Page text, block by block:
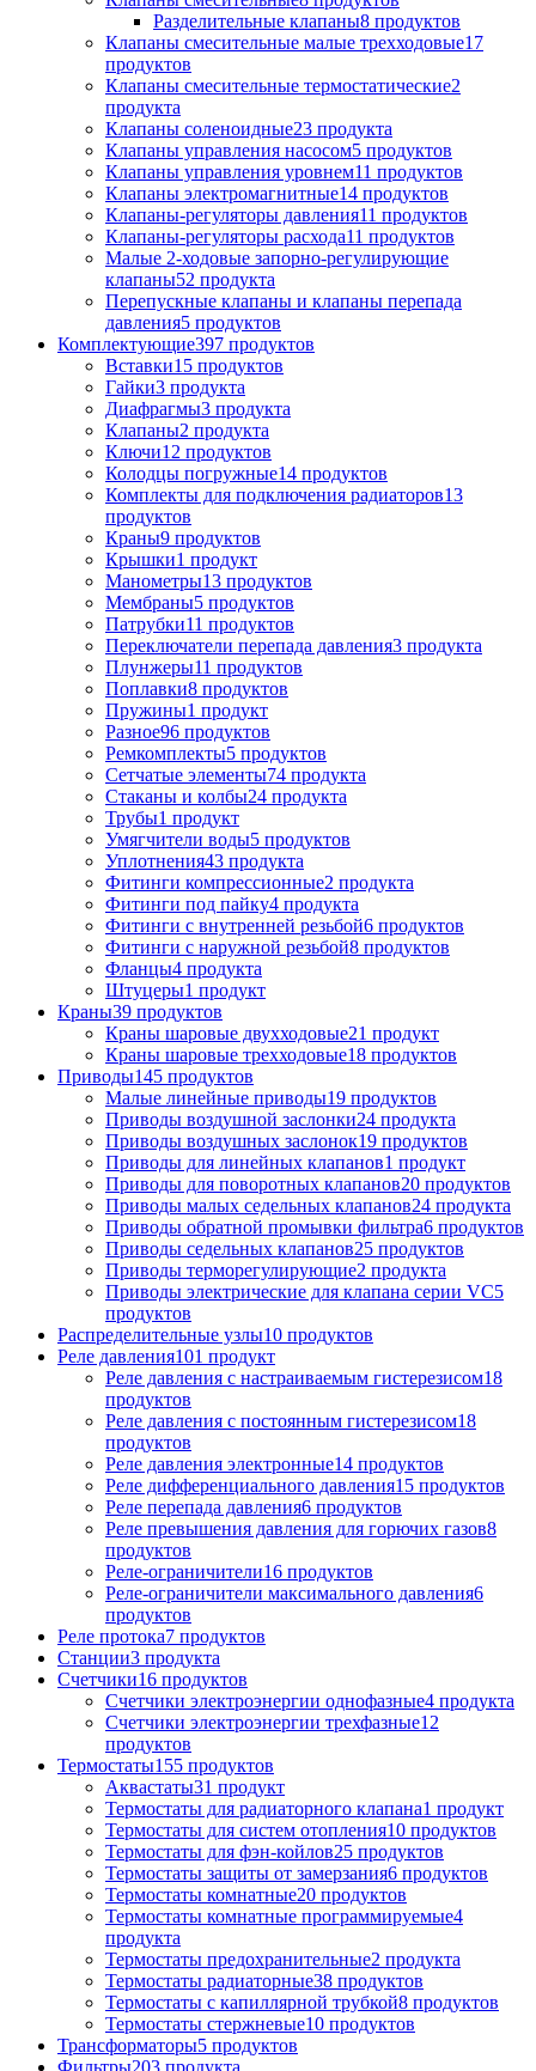
Разделительные клапаны8 продуктов
Клапаны смесительные малые трехходовые17
продуктов
Клапаны смесительные термостатические2
продукта
Клапаны соленоидные23 продукта
Клапаны управления насосом5 продуктов
Клапаны управления уровнем11 продуктов
Клапаны электромагнитные14 продуктов
Клапаны-регуляторы давления11 продуктов
Клапаны-регуляторы расхода11 продуктов
Малые 2-ходовые запорно-регулирующие
клапаны52 продукта
Перепускные клапаны и клапаны перепада
давления5 продуктов
Комплектующие397 продуктов
Вставки15 продуктов
Гайки3 продукта
Диафрагмы3 продукта
Клапаны2 продукта
Ключи12 продуктов
Колодцы погружные14 продуктов
Комплекты для подключения радиаторов13
продуктов
Краны9 продуктов
Крышки1 продукт
Манометры13 продуктов
Мембраны5 продуктов
Патрубки11 продуктов
Переключатели перепада давления3 продукта
Плунжеры11 продуктов
Поплавки8 продуктов
Пружины1 продукт
Разное96 продуктов
Ремкомплекты5 продуктов
Сетчатые элементы74 продукта
Стаканы и колбы24 продукта
Трубы1 продукт
Умягчители воды5 продуктов
Уплотнения43 продукта
Фитинги компрессионные2 продукта
Фитинги под пайку4 продукта
Фитинги с внутренней резьбой6 продуктов
Фитинги с наружной резьбой8 продуктов
Фланцы4 продукта
Штуцеры1 продукт
Краны39 продуктов
Краны шаровые двухходовые21 продукт
Краны шаровые трехходовые18 продуктов
Приводы145 продуктов
Малые линейные приводы19 продуктов
Приводы воздушной заслонки24 продукта
Приводы воздушных заслонок19 продуктов
Приводы для линейных клапанов1 продукт
Приводы для поворотных клапанов20 продуктов
Приводы малых седельных клапанов24 продукта
Приводы обратной промывки фильтра6 продуктов
Приводы седельных клапанов25 продуктов
Приводы терморегулирующие2 продукта
Приводы электрические для клапана серии VC5
продуктов
Распределительные узлы10 продуктов
Реле давления101 продукт
Реле давления с настраиваемым гистерезисом18
продуктов
Реле давления с постоянным гистерезисом18
продуктов
Реле давления электронные14 продуктов
Реле дифференциального давления15 продуктов
Реле перепада давления6 продуктов
Реле превышения давления для горючих газов8
продуктов
Реле-ограничители16 продуктов
Реле-ограничители максимального давления6
продуктов
Реле протока7 продуктов
Станции3 продукта
Счетчики16 продуктов
Счетчики электроэнергии однофазные4 продукта
Счетчики электроэнергии трехфазные12
продуктов
Термостаты155 продуктов
Аквастаты31 продукт
Термостаты для радиаторного клапана1 продукт
Термостаты для систем отопления10 продуктов
Термостаты для фэн-койлов25 продуктов
Термостаты защиты от замерзания6 продуктов
Термостаты комнатные20 продуктов
Термостаты комнатные программируемые4
продукта
Термостаты предохранительные2 продукта
Термостаты радиаторные38 продуктов
Термостаты с капиллярной трубкой8 продуктов
Термостаты стержневые10 продуктов
Трансформаторы5 продуктов
Фильтры203 продукта